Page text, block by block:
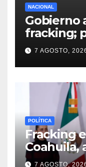
NACIONAL
Gobierno
fracking;
del agua
ciudadanas
7 AGOSTO,
POLÍTICA
Fracking
Coahuila,
7 AGOSTO,